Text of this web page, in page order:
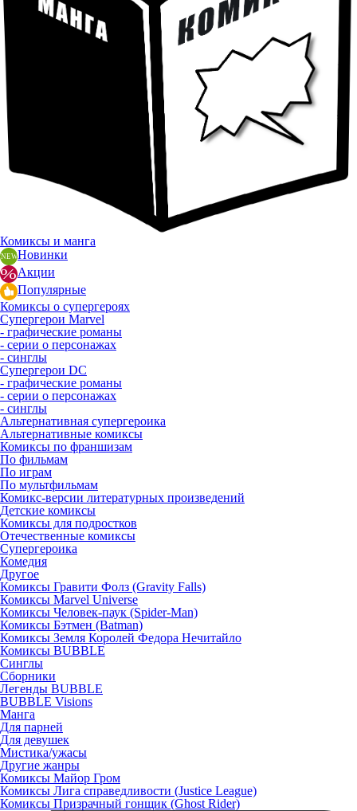
Комиксы и манга
Новинки
Акции
Популярные
Комиксы о супергероях
Супергерои Marvel
- графические романы
- серии о персонажах
- синглы
Супергерои DC
- графические романы
- серии о персонажах
- синглы
Альтернативная супергероика
Альтернативные комиксы
Комиксы по франшизам
По фильмам
По играм
По мультфильмам
Комикс-версии литературных произведений
Детские комиксы
Комиксы для подростков
Отечественные комиксы
Супергероика
Комедия
Другое
Комиксы Гравити Фолз (Gravity Falls)
Комиксы Marvel Universe
Комиксы Человек-паук (Spider-Man)
Комиксы Бэтмен (Batman)
Комиксы Земля Королей Федора Нечитайло
Комиксы BUBBLE
Синглы
Сборники
Легенды BUBBLE
BUBBLE Visions
Манга
Для парней
Для девушек
Мистика/ужасы
Другие жанры
Комиксы Майор Гром
Комиксы Лига справедливости (Justice League)
Комиксы Призрачный гонщик (Ghost Rider)